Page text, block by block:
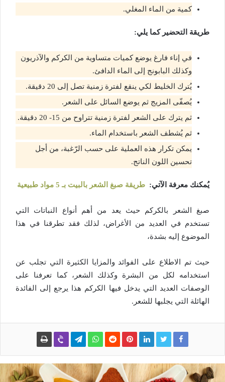
كمية من الماء المغلي.
طريقة التحضير كما يلي:
في إناء فارغ يوضع كميات متساوية من الكركم والآذريون
وكذلك البابونج إلى الماء الدافئ.
يُترك الخليط لكي ينقع لفترة زمنية تصل إلى 20 دقيقة.
يُصفّى المزيج ثم يوضع السائل على الشعر.
ثم يترك على الشعر لفترة زمنية تتراوح من 15- 20 دقيقة.
ثم يُشطف الشعر باستخدام الماء.
يمكن تكرار هذه العملية على حسب الرّغبة، من أجل
تحسين اللون الناتج.
يُمكنك معرفة الآتي: طريقة صبغ الشعر بالبيت بـ 5 مواد طبيعية
صبغ الشعر بالكركم حيث يعد من أهم أنواع النباتات التي
تستخدم في العديد من الأغراض، لذلك فقد تطرقنا في هذا
الموضوع إليه بشدة،
حيث تم الاطلاع على الفوائد والمزايا الكثيرة التي تجلب عن
استخدامه لكل من البشرة وكذلك الشعر، كما تعرفنا على
الوصفات العديد التي يدخل فيها الكركم هذا يرجع إلى الفائدة
الهائلة التي يجلبها للشعر.